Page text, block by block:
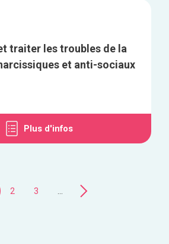
traiter les troubles de la
et anti-sociaux
Plus d'infos
2 3